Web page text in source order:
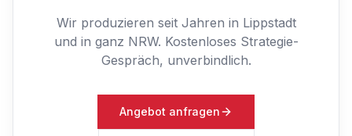
Wir produzieren seit Jahren in Lippstadt
und in ganz NRW. Kostenloses Strategie-
Gespräch, unverbindlich.
Angebot anfragen